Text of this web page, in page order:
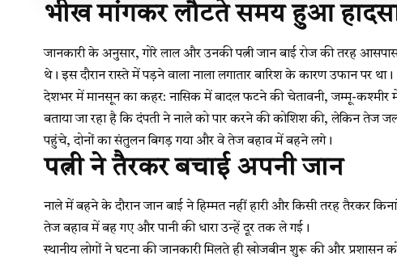
भीख मांगकर लौटते समय हुआ
जानकारी के अनुसार, गोरे लाल और उनकी पत्नी जान बाई रोज की तरह
थे। इस दौरान रास्ते में पड़ने वाला नाला लगातार बारिश के कारण उफान पर था।
देशभर में मानसून का कहर: नासिक में बादल फटने की चेतावनी, जम्मू-कश्मीर में
बताया जा रहा है कि दंपती ने नाले को पार करने की कोशिश की, लेकिन तेज
पहुंचे, दोनों का संतुलन बिगड़ गया और वे तेज बहाव में बहने लगे।
पत्नी ने तैरकर बचाई अपनी जान
नाले में बहने के दौरान जान बाई ने हिम्मत नहीं हारी और किसी तरह तैरकर
तेज बहाव में बह गए और पानी की धारा उन्हें दूर तक ले गई।
स्थानीय लोगों ने घटना की जानकारी मिलते ही खोजबीन शुरू की और प्रशासन